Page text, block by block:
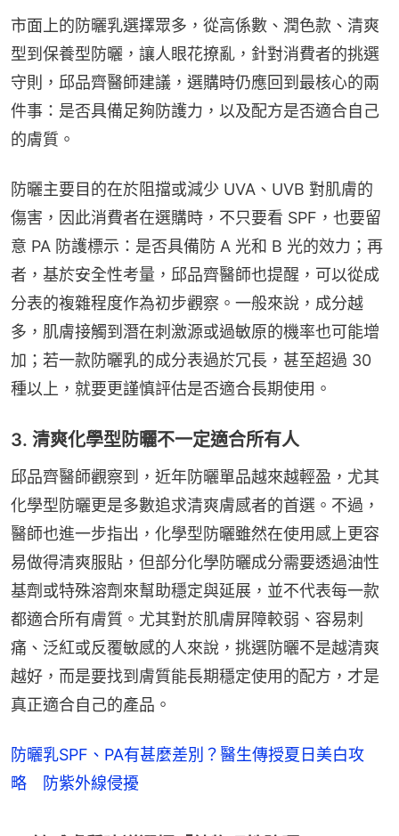
市面上的防曬乳選擇眾多，從高係數、潤色款、清爽
型到保養型防曬，讓人眼花撩亂，針對消費者的挑選
守則，邱品齊醫師建議，選購時仍應回到最核心的兩
件事：是否具備足夠防護力，以及配方是否適合自己
的膚質。
防曬主要目的在於阻擋或減少 UVA、UVB 對肌膚的
傷害，因此消費者在選購時，不只要看 SPF，也要留
意 PA 防護標示：是否具備防 A 光和 B 光的效力；再
者，基於安全性考量，邱品齊醫師也提醒，可以從成
分表的複雜程度作為初步觀察。一般來說，成分越
多，肌膚接觸到潛在刺激源或過敏原的機率也可能增
加；若一款防曬乳的成分表過於冗長，甚至超過 30
種以上，就要更謹慎評估是否適合長期使用。
3. 清爽化學型防曬不一定適合所有人
邱品齊醫師觀察到，近年防曬單品越來越輕盈，尤其
化學型防曬更是多數追求清爽膚感者的首選。不過，
醫師也進一步指出，化學型防曬雖然在使用感上更容
易做得清爽服貼，但部分化學防曬成分需要透過油性
基劑或特殊溶劑來幫助穩定與延展，並不代表每一款
都適合所有膚質。尤其對於肌膚屏障較弱、容易刺
痛、泛紅或反覆敏感的人來說，挑選防曬不是越清爽
越好，而是要找到膚質能長期穩定使用的配方，才是
真正適合自己的產品。
防曬乳SPF、PA有甚麼差別？醫生傳授夏日美白攻
略 防紫外線侵擾